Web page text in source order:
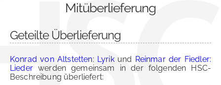
Mitüberlieferung
Geteilte Überlieferung
Konrad von Altstetten: Lyrikund Reinmar der Fiedler:
Liederwerden gemeinsam in der folgenden HSC-
Beschreibung überliefert: